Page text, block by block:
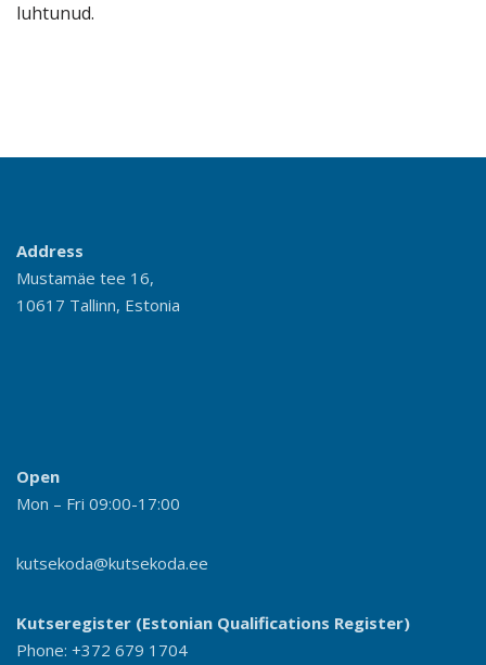
luhtunud.
Address
Mustamäe tee 16,
10617 Tallinn, Estonia
Open
Mon – Fri 09:00-17:00
kutsekoda@kutsekoda.ee
Kutseregister (Estonian Qualifications Register)
Phone: +372 679 1704